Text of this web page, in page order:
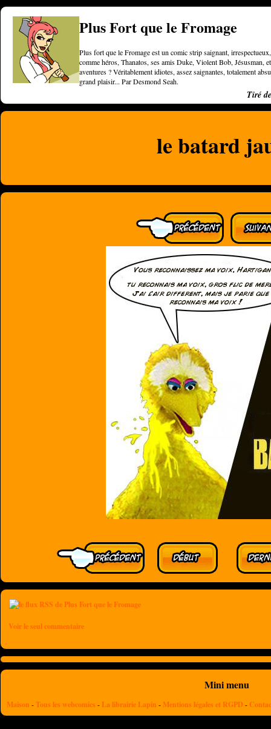
Plus Fort que le Fromage
Plus fort que le Fromage est un comic strip saignant,
comme héros, Thanatos, ses amis Duke, Violent Bob, Jésusman,
aventures ? Véritablement idiotes, assez saignantes, totalement
grand plaisir... Par Desmond Seah.
Tiré
le batard
Voir le seul commentaire
Mini menu
Maison -Tous les webcomics - La librairie Lapin - Mentions légales et RGPD -